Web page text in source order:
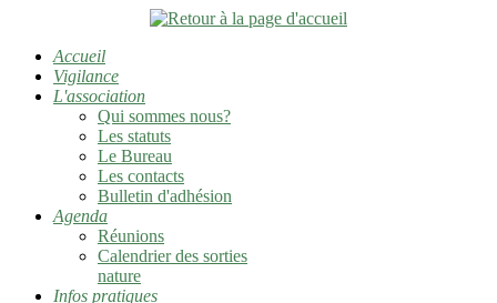
Accueil
Vigilance
L'association
Qui sommes nous?
Les statuts
Le Bureau
Les contacts
Bulletin d'adhésion
Agenda
Réunions
Calendrier des sorties
nature
Infos pratiques